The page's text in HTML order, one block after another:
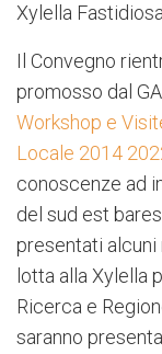
Xylella
Il Convegno
promosso dal
Workshop e
Locale 2014
conoscenze ad
del sud est
presentati
lotta alla Xylella
Ricerca e
saranno